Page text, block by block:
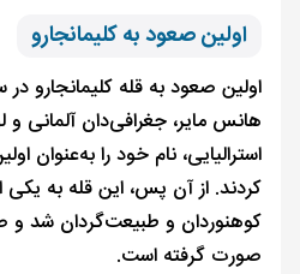
اولین صعود به کلیمانجارو
هانس مایر، جغرافی‌دان آلمانی و
استرالیایی، نام خود را به‌عنوان
کردند. از آن پس، این قله به
کوهنوردان و طبیعت‌گردان شد و
صورت گرفته است.